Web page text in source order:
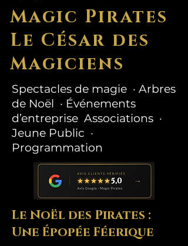
Magic Pirates
Le César des
Magiciens
Spectacles de magie · Arbres
de Noël · Événements
d’entreprise Associations ·
Jeune Public ·
Programmation
Le Noël des Pirates :
Une Épopée Féerique